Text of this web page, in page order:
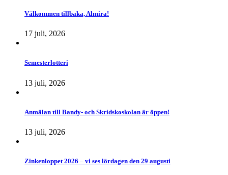
Välkommen tillbaka, Almira!
17 juli, 2026
Semesterlotteri
13 juli, 2026
Anmälan till Bandy- och Skridskoskolan är öppen!
13 juli, 2026
Zinkenloppet 2026 – vi ses lördagen den 29 augusti